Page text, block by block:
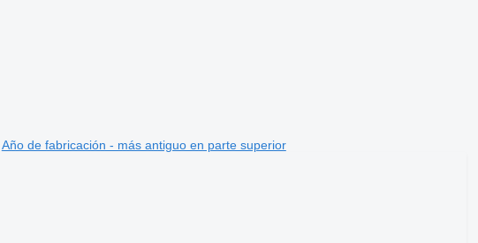
Año de fabricación - más antiguo en parte superior